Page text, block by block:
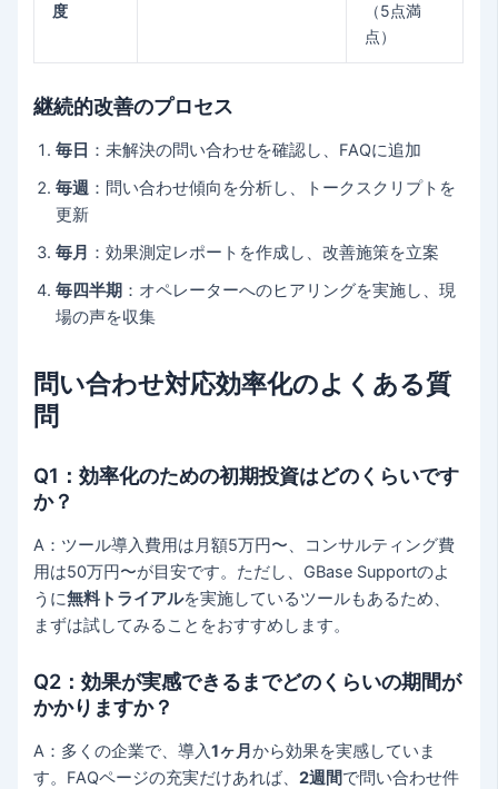
度
（5点満
点）
継続的改善のプロセス
毎日 ：未解決の問い合わせを確認し、FAQに追加
毎週 ：問い合わせ傾向を分析し、トークスクリプトを
更新
毎月 ：効果測定レポートを作成し、改善施策を立案
毎四半期 ：オペレーターへのヒアリングを実施し、現
場の声を収集
問い合わせ対応効率化のよくある質
問
Q1：効率化のための初期投資はどのくらいです
か？
A：ツール導入費用は月額5万円〜、コンサルティング費
用は50万円〜が目安です。ただし、GBase Supportのよ
うに無料トライアルを実施しているツールもあるため、
まずは試してみることをおすすめします。
Q2：効果が実感できるまでどのくらいの期間が
かかりますか？
A：多くの企業で、導入1ヶ月から効果を実感していま
す。FAQページの充実だけあれば、2週間で問い合わせ件